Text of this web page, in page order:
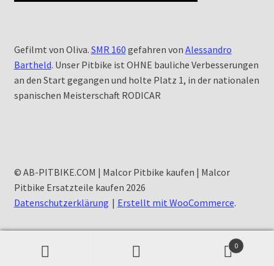
Gefilmt von Oliva. SMR 160 gefahren von Alessandro
Bartheld. Unser Pitbike ist OHNE bauliche Verbesserungen
an den Start gegangen und holte Platz 1, in der nationalen
spanischen Meisterschaft RODICAR
© AB-PITBIKE.COM | Malcor Pitbike kaufen | Malcor
Pitbike Ersatzteile kaufen 2026
Datenschutzerklärung
Erstellt mit WooCommerce.
0